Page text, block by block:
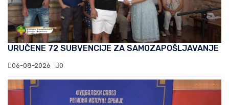
URUČENE 72 SUBVENCIJE ZA SAMOZAPOŠLJAVANJE
06-08-2026 0